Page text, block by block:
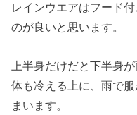
レインウエアはフード
のが良いと思います。
上半身だけだと下半身
体も冷える上に、雨で
まいます。